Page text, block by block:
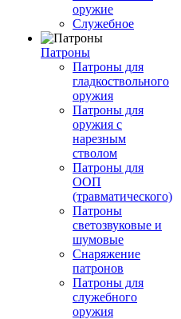
оружие
Служебное
Патроны
Патроны для
гладкоствольного
оружия
Патроны для
оружия с
нарезным
стволом
Патроны для
ООП
(травматического)
Патроны
светозвуковые и
шумовые
Снаряжение
патронов
Патроны для
служебного
оружия